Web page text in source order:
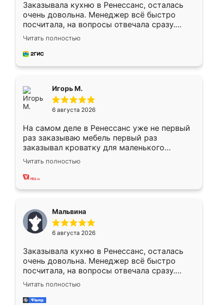
Заказывала кухню в Ренессанс, осталась
очень довольна. Менеджер всё быстро
посчитала, на вопросы отвечала сразу.
Замерщик приехал в субботу, подошёл к
делу со всей ответственностью. Собрали
за день, ребята работали аккуратно, даже
Читать полностью
Игорь М.
6 августа 2026
На самом деле в Ренессанс уже не первый
раз заказываю мебель первый раз
заказывал кроватку для маленького
ребёнка при его рождении ,во второй раз
заказал шкаф-купе. По качеству очень
хорошее сборка достаточно быстрая,
меньше, здесь же он более разнообразный.
Мне нравится ,если что-то потребуется из
мебели буду заказывать только здесь.
Читать полностью
Мальвина
6 августа 2026
Заказывала кухню в Ренессанс, осталась
очень довольна. Менеджер всё быстро
посчитала, на вопросы отвечала сразу.
Замерщик приехал в субботу, подошёл к
делу со всей ответственностью. Собрали
за день, ребята работали аккуратно, даже
Читать полностью